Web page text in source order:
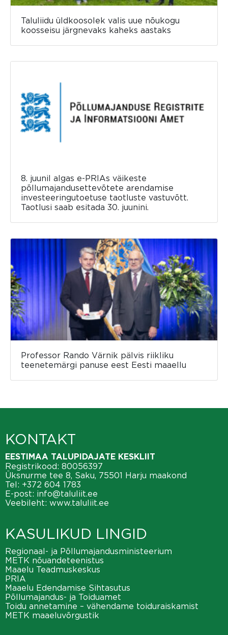
Taluliidu üldkoosolek valis uue nõukogu
koosseisu järgnevaks kaheks aastaks
8. juunil algas e-PRIAs väikeste
põllumajandusettevõtete arendamise
investeeringutoetuse taotluste vastuvõtt.
Taotlusi saab esitada 30. juunini.
Professor Rando Värnik pälvis riikliku
teenetemärgi panuse eest Eesti maaellu
KONTAKT
EESTIMAA TALUPIDAJATE KESKLIIT
Registrikood: 80056397
Üksnurme tee 8, Saku, 75501 Harju maakond
Tel: +372 604 1783
E-post: info@taluliit.ee
Veebileht: www.taluliit.ee
KASULIKUD LINGID
Regionaal- ja Põllumajandusministeerium
METK nõuandeteenistus
Maaelu Teadmuskeskus
PRIA
Maaelu Edendamise Sihtasutus
Põllumajandus- ja Toiduamet
Toidu annetamine – vähendame toiduraiskamist
METK maaeluvõrgustik